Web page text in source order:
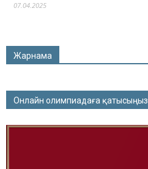
07.04.2025
Жарнама
Онлайн олимпиадаға қатысыңыз